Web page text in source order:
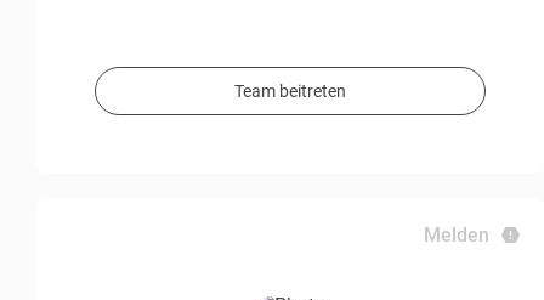
Team beitreten
Melden